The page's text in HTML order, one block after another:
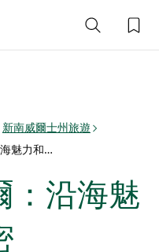
新南威爾士州旅遊
探索紐卡斯爾：沿海魅力和城市秘密
：沿海魅